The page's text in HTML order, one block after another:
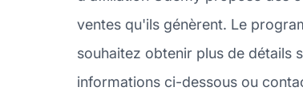
ventes qu'ils génèrent. Le
souhaitez obtenir plus de détails
informations ci-dessous ou